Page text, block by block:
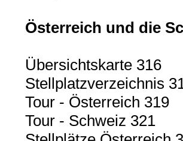
Österreich und die
Übersichtskarte 316
Stellplatzverzeichnis
Tour - Österreich 319
Tour - Schweiz 321